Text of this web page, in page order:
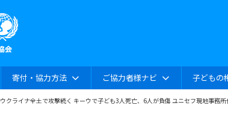
寄付・協力方法 ご協力者様ナビ 子どもの
ウクライナ全土で攻撃続く キーウで子ども3人死亡、6人が負傷 ユニセフ現地事務所